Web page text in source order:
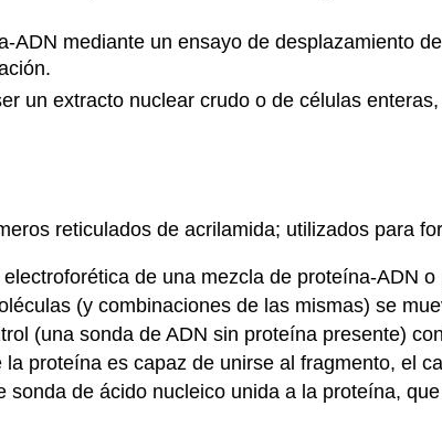
ADN mediante un ensayo de desplazamiento
un extracto nuclear crudo o de células
reticulados de acrilamida; utilizados para
de una mezcla de proteína-ADN
(y combinaciones de las mismas) se
(una sonda de ADN sin proteína presente)
proteína es capaz de unirse al fragmento, el
de ácido nucleico unida a la proteína,